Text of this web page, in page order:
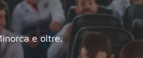
e oltre.